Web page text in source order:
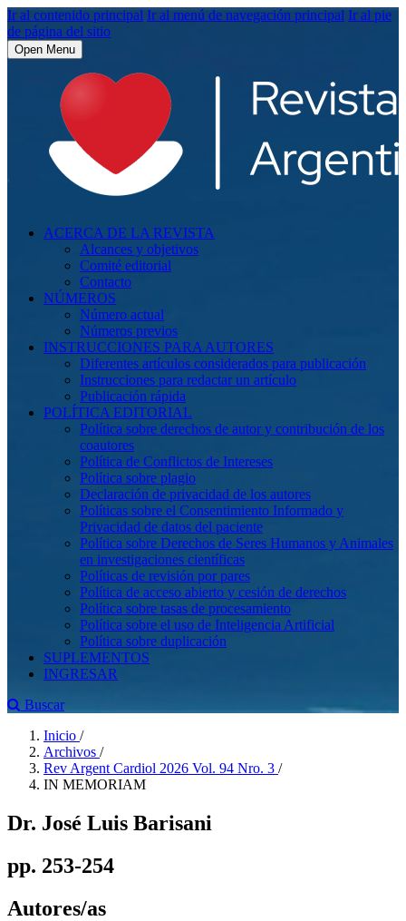
Ir al contenido principal Ir al menú de navegación principal Ir al pie
de página del sitio
Open Menu
ACERCA DE LA REVISTA
Alcances y objetivos
Comité editorial
Contacto
NÚMEROS
Número actual
Números previos
INSTRUCCIONES PARA AUTORES
Diferentes artículos considerados para publicación
Instrucciones para redactar un artículo
Publicación rápida
POLÍTICA EDITORIAL
Política sobre derechos de autor y contribución de los
coautores
Política de Conflictos de Intereses
Política sobre plagio
Declaración de privacidad de los autores
Políticas sobre el Consentimiento Informado y
Privacidad de datos del paciente
Política sobre Derechos de Seres Humanos y Animales
en investigaciones científicas
Políticas de revisión por pares
Política de acceso abierto y cesión de derechos
Política sobre tasas de procesamiento
Política sobre el uso de Inteligencia Artificial
Política sobre duplicación
SUPLEMENTOS
INGRESAR
Buscar
Inicio /
Archivos /
Rev Argent Cardiol 2026 Vol. 94 Nro. 3 /
IN MEMORIAM
Dr. José Luis Barisani
pp. 253-254
Autores/as